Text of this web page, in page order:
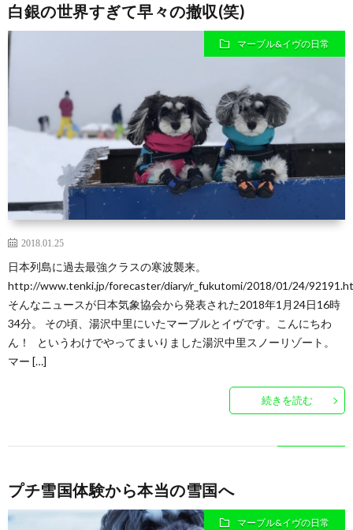
白銀の世界すぎて早々の撤収(笑)
マーブル&イヴの日常
2018.01.25
日本列島に過去最強クラスの寒波襲来。
http://www.tenki.jp/forecaster/diary/r_fukutomi/2018/01/24/
そんなニュースが日本気象協会から発表された2018年1月24日16時
34分。 その頃、湯沢中里にいたマーブルとイヴです。こんにちわ
ん！ というわけでやってまいりました湯沢中里スノーリゾート。
マー […]
続きを読む
プチ雪国体験から本当の雪国へ
マーブル&イヴの日常